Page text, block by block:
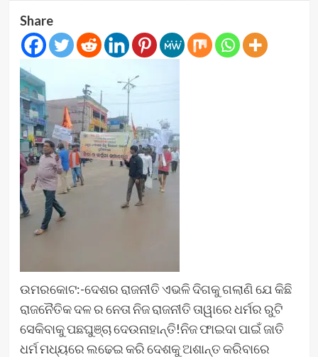
Share
ଉମରକୋଟ:-ଦେଶର ରାଜନୀତି ଏଭଳି ଦିଗକୁ ଗଲାଣି ଯେ କିଛି
ରାଜନୈତିକ ଦଳ ର ନେତା ନିଜ ରାଜନୀତି ତାୱାରେ ଧର୍ମର ରୁଟି
ସେକିବାକୁ ପଛଘୁଞ୍ଚା ଦେଉନାହାନ୍ତି!ନିଜ ଫାଇଦା ପାଇଁ ଜାତି
ଧର୍ମ ମଧ୍ୟରେ ଲଢେଇ କରି ଦେଶକୁ ଅଶାନ୍ତ କରିବାରେ